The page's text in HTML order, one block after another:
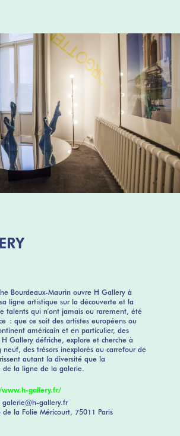
Bourdeaux-Maurin ouvre H Gallery à
ligne artistique sur la découverte et la
talents qui n’ont jamais ou rarement, été
: que ce soit des artistes européens ou
américain et en particulier, des
Gallery défriche, explore et cherche à
neuf, des trésors inexplorés au carrefour de
autant la diversité que la
de la ligne de la galerie.
gallery.fr/
gallery.fr
de la Folie Méricourt, 75011 Paris